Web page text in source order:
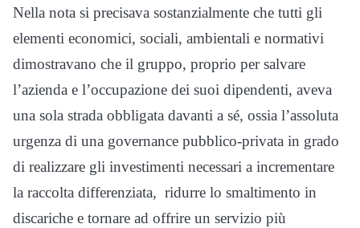
Nella nota si precisava sostanzialmente che tutti gli
elementi economici, sociali, ambientali e normativi
dimostravano che il gruppo, proprio per salvare
l’azienda e l’occupazione dei suoi dipendenti, aveva
una sola strada obbligata davanti a sé, ossia l’assoluta
urgenza di una governance pubblico-privata in grado
di realizzare gli investimenti necessari a incrementare
la raccolta differenziata, ridurre lo smaltimento in
discariche e tornare ad offrire un servizio più